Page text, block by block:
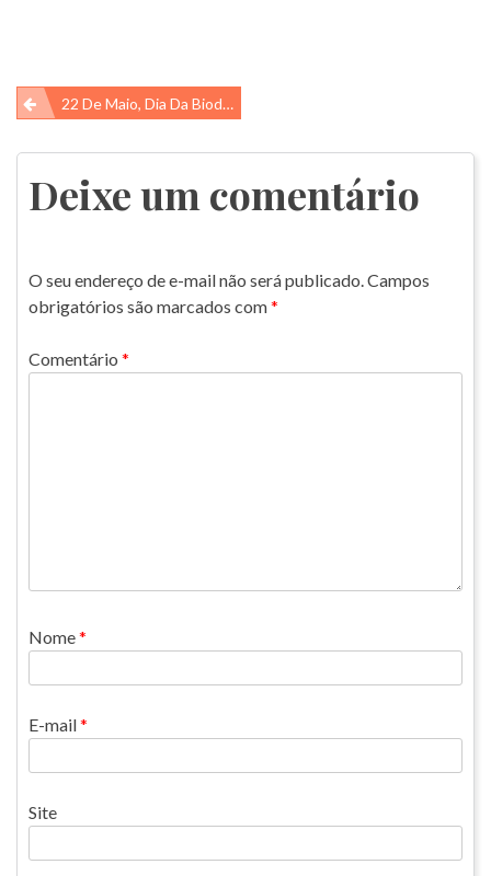
Navegação
de
Post
22 De Maio, Dia Da Biodiversidade
Deixe um comentário
O seu endereço de e-mail não será publicado.Campos
obrigatórios são marcados com*
Comentário *
Nome*
E-mail*
Site